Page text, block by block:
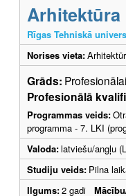
Arhitektūra
Rīgas Tehniskā
Norises vieta:
Grāds:
Profesionālā
Programmas veids:
programma - 7. LKI
Valoda:latviešu/angļu
Studiju veids: Pilna
Ilgums:2 gadi